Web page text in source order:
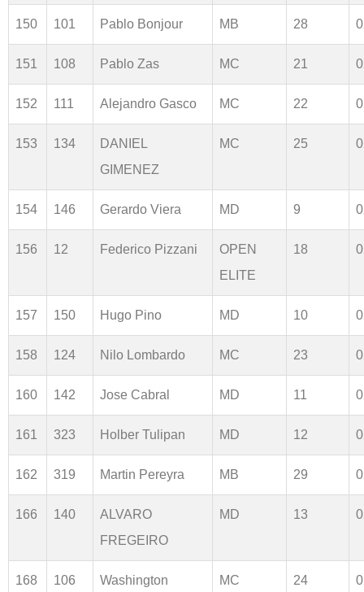
150 101 Pablo Bonjour MB 28
151 108 Pablo Zas MC 21
152 111 Alejandro Gasco MC 22
153 134
DANIEL
GIMENEZ
MC 25
154 146 Gerardo Viera MD 9
156 12 Federico Pizzani
OPEN
ELITE
18
157 150 Hugo Pino MD 10
158 124 Nilo Lombardo MC 23
160 142 Jose Cabral MD 11
161 323 Holber Tulipan MD 12
162 319 Martin Pereyra MB 29
166 140
ALVARO
FREGEIRO
MD 13
168 106
Washington
MC 24